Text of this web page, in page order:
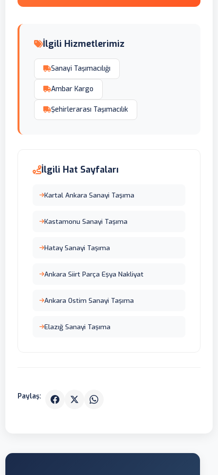
İlgili Hizmetlerimiz
Sanayi Taşımacılığı
Ambar Kargo
Şehirlerarası Taşımacılık
İlgili Hat Sayfaları
Kartal Ankara Sanayi Taşıma
Kastamonu Sanayi Taşıma
Hatay Sanayi Taşıma
Ankara Siirt Parça Eşya Nakliyat
Ankara Ostim Sanayi Taşıma
Elazığ Sanayi Taşıma
Paylaş: